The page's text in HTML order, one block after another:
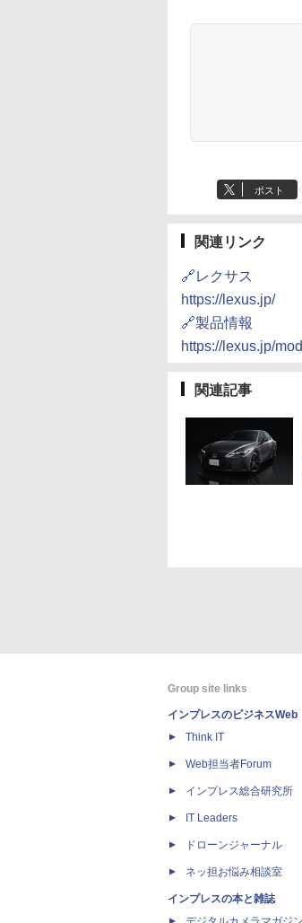
ポスト
関連リンク
🔗レクサス
https://lexus.jp/
🔗製品情報
https://lexus.jp/
関連記事
Group site links
インプレスのビジネスWeb
Think IT
Web担当者Forum
インプレス総合研究所
IT Leaders
ドローンジャーナル
ネッ担お悩み相談室
インプレスの本と雑誌